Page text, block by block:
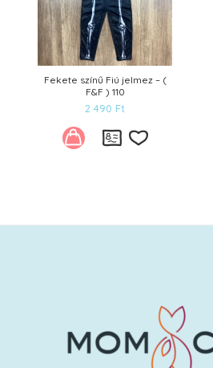
Fekete színű Fiú jelmez – (
F&F ) 110
2 490 Ft